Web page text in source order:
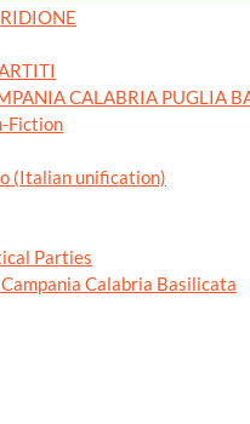
CALABRIA PUGLIA
Fiction
(Italian unification)
Parties
Calabria Basilicata